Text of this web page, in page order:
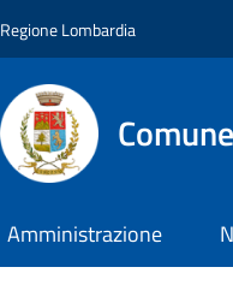
Regione Lombardia
Amministrazione